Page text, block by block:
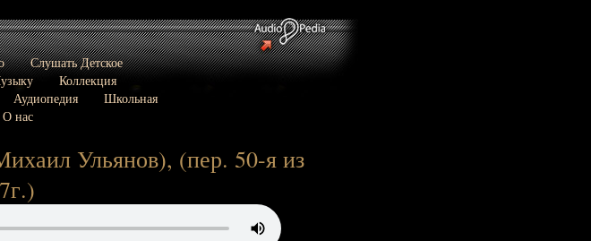
Слушать Детское
Коллекция
Аудиопедия
Школьная
О нас
Ульянов), (пер. 50-я из